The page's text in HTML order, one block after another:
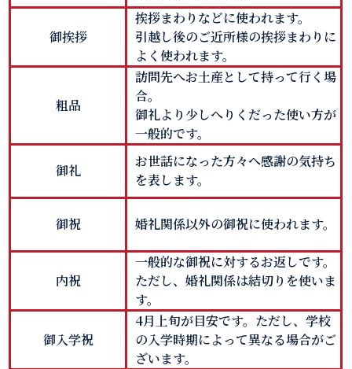
御挨拶
挨拶まわりなどに使われます。
引越し後のご近所様の挨拶まわりに
よく使われます。
粗品
訪問先へお土産として持って行く場
合。
御礼より少しへりくだった使い方が
一般的です。
御礼
お世話になった方々へ感謝の気持ち
を表します。
御祝 婚礼関係以外の御祝に使われます。
内祝
一般的な御祝に対するお返しです。
ただし、婚礼関係は結切りを使いま
す。
御入学祝
4月上旬が目安です。ただし、学校
の入学時期によって異なる場合がご
ざいます。